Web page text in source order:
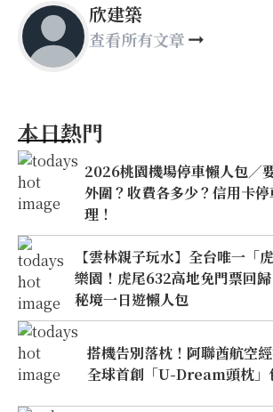
欣建築
查看所有文章
本日熱門
2026桃園機場停車懶人包／
外圍？收費各多少？信用卡
理！
【雲林親子玩水】全台唯一「
樂園！虎尾632高地免門票回
秘境一日遊懶人包
搭機告別落枕！阿聯酋航空
全球首創「U-Dream頭枕」